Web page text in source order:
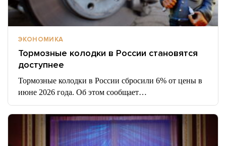
ЭКОНОМИКА
Тормозные колодки в России становятся
доступнее
Тормозные колодки в России сбросили 6% от цены в
июне 2026 года. Об этом сообщает…